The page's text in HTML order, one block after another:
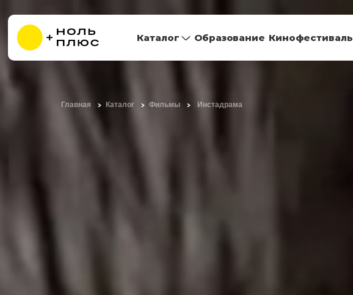
Каталог Образование Кинофестиваль
Главная Каталог Фильмы Инстадрама